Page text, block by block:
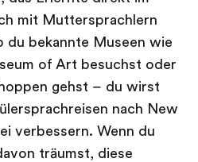
mit Muttersprachlern
du bekannte Museen wie
of Art besuchst oder
gehst – du wirst
nach New
verbessern. Wenn du
träumst, diese